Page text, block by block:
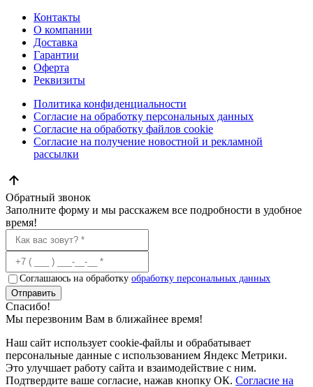
Контакты
О компании
Доставка
Гарантии
Оферта
Реквизиты
Политика конфиденциальности
Согласие на обработку персональных данных
Согласие на обработку файлов cookie
Согласие на получение новостной и рекламной
рассылки
Обратный звонок
Заполните форму и мы расскажем все подробности в удобное
время!
Соглашаюсь на обработку обработку персональных данных
Отправить
Спасибо!
Мы перезвоним Вам в ближайнее время!
Наш сайт использует cookie-файлы и обрабатывает
персональные данные с использованием Яндекс Метрики.
Это улучшает работу сайта и взаимодействие с ним.
Подтвердите ваше согласие, нажав кнопку ОК. Согласие на